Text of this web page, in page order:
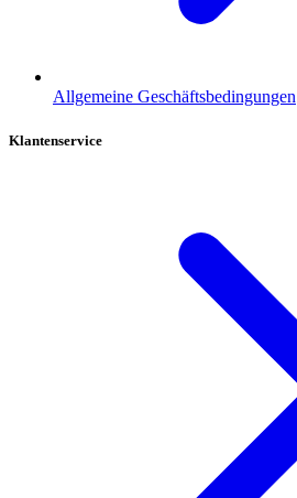
Allgemeine Geschäftsbedingungen
Klantenservice